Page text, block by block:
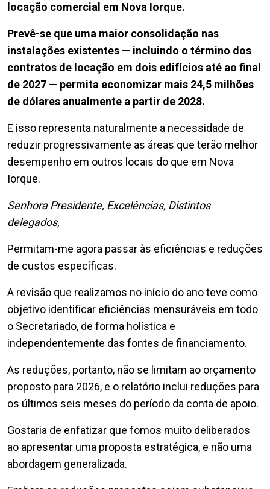
locação comercial em Nova Iorque.
Prevê-se que uma maior consolidação nas
instalações existentes — incluindo o término dos
contratos de locação em dois edifícios até ao final
de 2027 — permita economizar mais 24,5 milhões
de dólares anualmente a partir de 2028.
E isso representa naturalmente a necessidade de
reduzir progressivamente as áreas que terão melhor
desempenho em outros locais do que em Nova
Iorque.
Senhora Presidente, Excelências, Distintos
delegados,
Permitam-me agora passar às eficiências e reduções
de custos específicas.
A revisão que realizamos no início do ano teve como
objetivo identificar eficiências mensuráveis em todo
o Secretariado, de forma holística e
independentemente das fontes de financiamento.
As reduções, portanto, não se limitam ao orçamento
proposto para 2026, e o relatório inclui reduções para
os últimos seis meses do período da conta de apoio.
Gostaria de enfatizar que fomos muito deliberados
ao apresentar uma proposta estratégica, e não uma
abordagem generalizada.